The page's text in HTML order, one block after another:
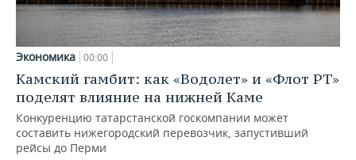
Экономика 00:00
Камский гамбит: как «Водолет» и «Флот РТ»
поделят влияние на нижней Каме
Конкуренцию татарстанской госкомпании может
составить нижегородский перевозчик, запустивший
рейсы до Перми